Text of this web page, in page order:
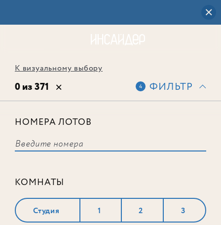
К визуальному выбору
0 из 371 4 ФИЛЬТР
НОМЕРА ЛОТОВ
КОМНАТЫ
Студия 1 2 3
соответствует ни одного лота